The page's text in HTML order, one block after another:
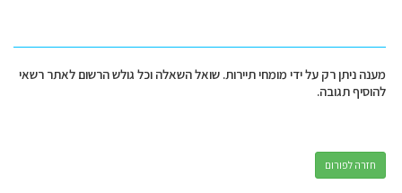
מענה ניתן רק על ידי מומחי תיירות. שואל השאלה וכל גולש הרשום לאתר רשאי
להוסיף תגובה.
חזרה לפורום